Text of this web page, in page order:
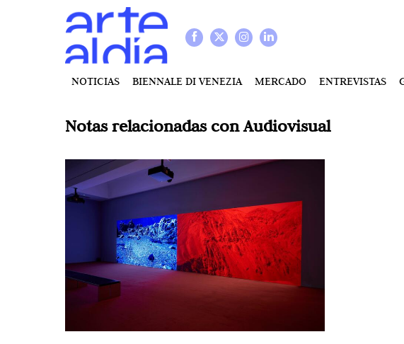
NOTICIAS BIENNALE DI VENEZIA MERCADO ENTREVISTAS
Notas relacionadas conAudiovisual